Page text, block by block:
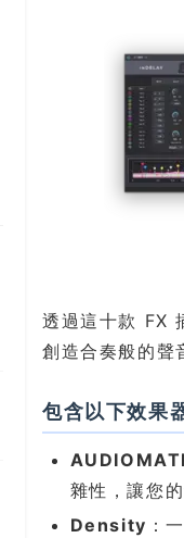
透過這十款 FX
創造合奏般的聲
包含以下效果
雜性，讓您
Density ：